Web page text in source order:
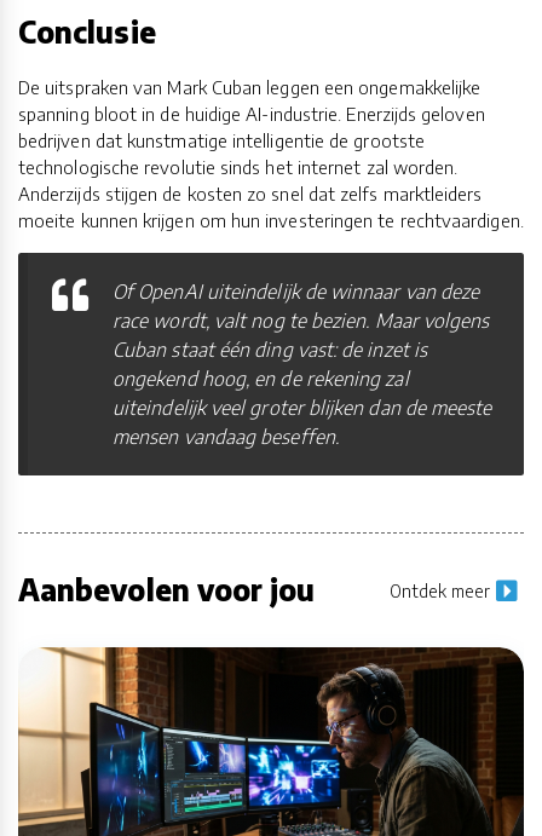
Conclusie
De uitspraken van Mark Cuban leggen een ongemakkelijke
spanning bloot in de huidige AI-industrie. Enerzijds geloven
bedrijven dat kunstmatige intelligentie de grootste
technologische revolutie sinds het internet zal worden.
Anderzijds stijgen de kosten zo snel dat zelfs marktleiders
moeite kunnen krijgen om hun investeringen te rechtvaardigen.
Of OpenAI uiteindelijk de winnaar van deze
race wordt, valt nog te bezien. Maar volgens
Cuban staat één ding vast: de inzet is
ongekend hoog, en de rekening zal
uiteindelijk veel groter blijken dan de meeste
mensen vandaag beseffen.
Aanbevolen voor jou Ontdek meer